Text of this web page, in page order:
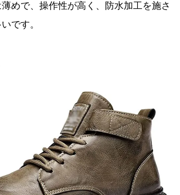
めで、操作性が高く、防水加工を施さ
です。